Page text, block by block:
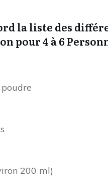
la liste des
pour 4 à 6
200 ml)